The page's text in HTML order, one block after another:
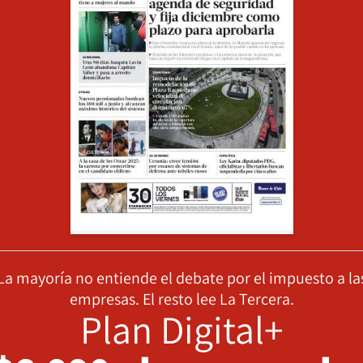
mayoría no entiende el debate por el impuesto a
empresas. El resto lee La Tercera.
Plan Digital+